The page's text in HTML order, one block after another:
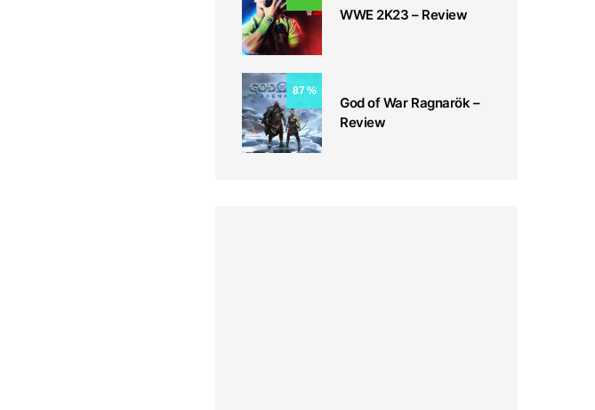
WWE 2K23 – Review
87
God of War Ragnarök –
Review